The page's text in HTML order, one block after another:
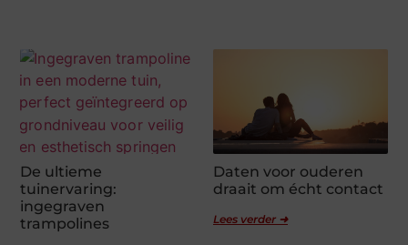
De ultieme
tuinervaring:
ingegraven
trampolines
Daten voor ouderen
draait om écht contact
Lees verder ➜